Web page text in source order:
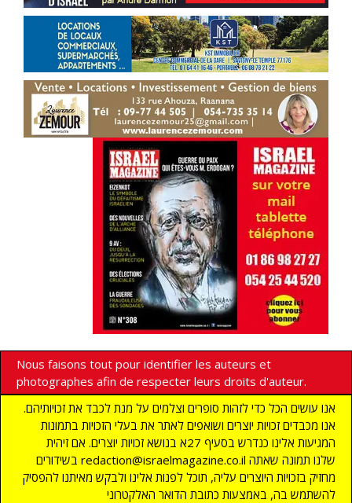
Nous faisons tout pour identifier les auteurs et
photographes afin de respecter leurs droits d'auteur.
אנו עושים הכל כדי לזהות סופרים וצלמים על מנת לכבד את זכויותיהם.
אנו מכבדים זכויות יוצרים ושואפים לאתר את בעלי הזכויות בתמונות
המגיעות אלינו כנדרש בסעיף 27א בנושא זכויות יוצרים. אם זיהית
בשידורים redaction@israelmagazine.co.il שלנו תמונה שאתה
מחזיק בזכויות היוצרים עליה, תוכל לפנות אלינו ולבקש מאיתנו להפסיק
להשתמש בה, באמצעות כתובת הדואר האלקטרוני